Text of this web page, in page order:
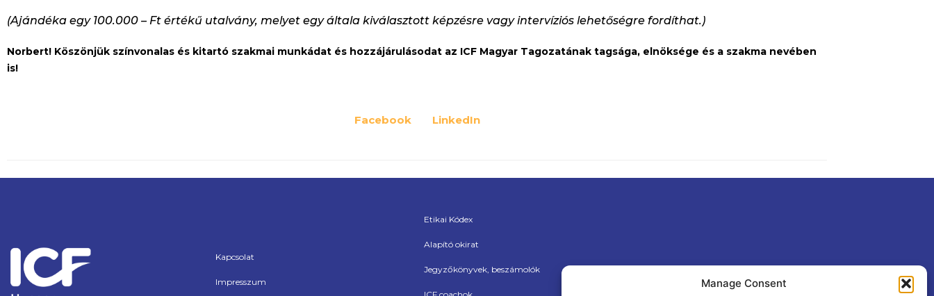
Manage Consent
(Ajándéka egy 100.000 – Ft értékű utalvány, melyet egy általa kiválasztott képzésre vagy intervíziós lehetőségre fordíthat.)
Norbert! Köszönjük színvonalas és kitartó szakmai munkádat és hozzájárulásodat az ICF Magyar Tagozatának tagsága, elnöksége és a szakma nevében
is!
Facebook LinkedIn
Kapcsolat
Impresszum
Etikai Kódex
Alapító okirat
Jegyzőkönyvek, beszámolók